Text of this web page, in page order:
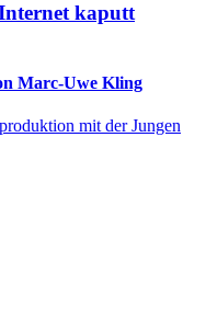
kaputt
Marc-Uwe Kling
mit der Jungen